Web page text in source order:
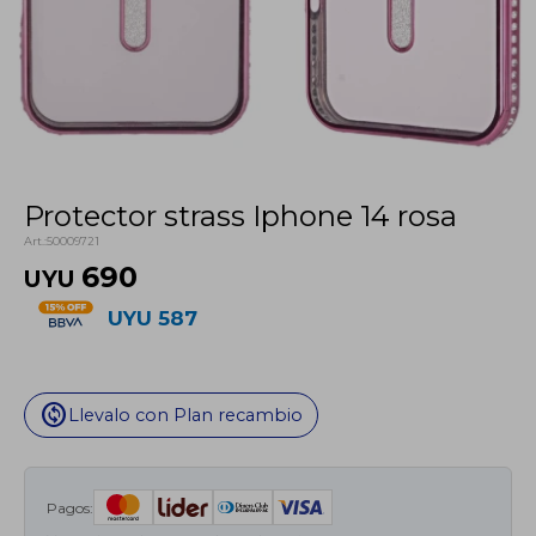
Protector strass Iphone 14 rosa
50009721
UYU 690
UYU 587
change_circle Llevalo con Plan recambio
Pagos: